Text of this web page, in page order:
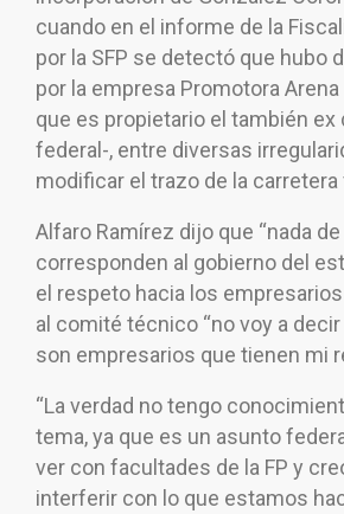
cuando en el informe de la
por la SFP se detectó que hubo
por la empresa Promotora
que es propietario el también ex
federal-, entre diversas
modificar el trazo de la carretera
Alfaro Ramírez dijo que “nada
corresponden al gobierno del
el respeto hacia los
al comité técnico “no voy a
son empresarios que tienen mi
“La verdad no tengo
tema, ya que es un asunto
ver con facultades de la FP y
interferir con lo que estamos